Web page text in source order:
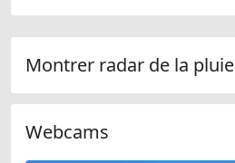
Montrer radar de la pluie
Webcams